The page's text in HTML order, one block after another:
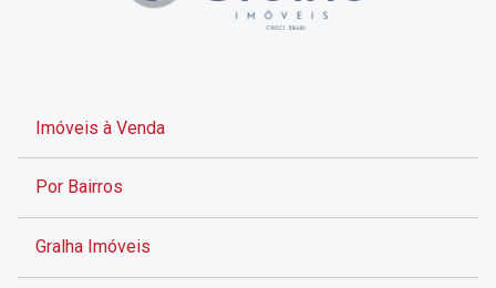
Imóveis à Venda
Por Bairros
Gralha Imóveis